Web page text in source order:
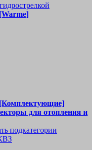
[Warme]
[Комплектующие]
для отопления и
подкатегории